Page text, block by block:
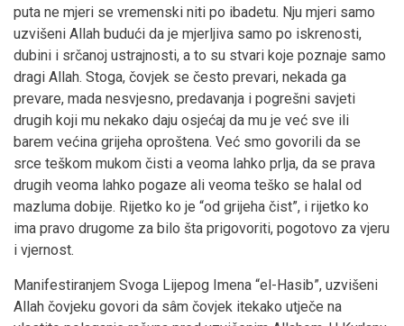
puta ne mjeri se vremenski niti po ibadetu. Nju mjeri samo
uzvišeni Allah budući da je mjerljiva samo po iskrenosti,
dubini i srčanoj ustrajnosti, a to su stvari koje poznaje samo
dragi Allah. Stoga, čovjek se često prevari, nekada ga
prevare, mada nesvjesno, predavanja i pogrešni savjeti
drugih koji mu nekako daju osjećaj da mu je već sve ili
barem većina grijeha oproštena. Već smo govorili da se
srce teškom mukom čisti a veoma lahko prlja, da se prava
drugih veoma lahko pogaze ali veoma teško se halal od
mazluma dobije. Rijetko ko je “od grijeha čist”, i rijetko ko
ima pravo drugome za bilo šta prigovoriti, pogotovo za vjeru
i vjernost.
Manifestiranjem Svoga Lijepog Imena “el-Hasib”, uzvišeni
Allah čovjeku govori da sâm čovjek itekako utječe na